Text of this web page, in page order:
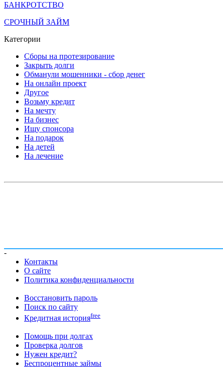
БАНКРОТСТВО
СРОЧНЫЙ ЗАЙМ
Категории
Сборы на протезирование
Закрыть долги
Обманули мошенники - сбор денег
На онлайн проект
Другое
Возьму кредит
На мечту
На бизнес
Ищу спонсора
На подарок
На детей
На лечение
-
Контакты
О сайте
Политика конфиденциальности
Восстановить пароль
Поиск по сайту
Кредитная историяfree
Помощь при долгах
Проверка долгов
Нужен кредит?
Беспроцентные займы